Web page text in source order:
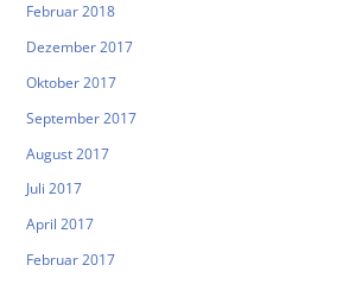
Februar 2018
Dezember 2017
Oktober 2017
September 2017
August 2017
Juli 2017
April 2017
Februar 2017